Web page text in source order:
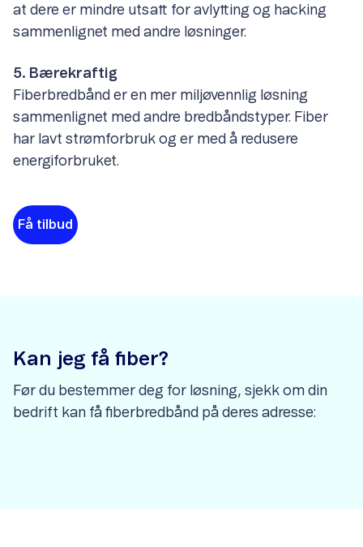
at dere er mindre utsatt for avlytting og hacking
sammenlignet med andre løsninger.
5. Bærekraftig
Fiberbredbånd er en mer miljøvennlig løsning
sammenlignet med andre bredbåndstyper. Fiber
har lavt strømforbruk og er med å redusere
energiforbruket.
Få tilbud
Kan jeg få fiber?
Før du bestemmer deg for løsning, sjekk om din
bedrift kan få fiberbredbånd på deres adresse: